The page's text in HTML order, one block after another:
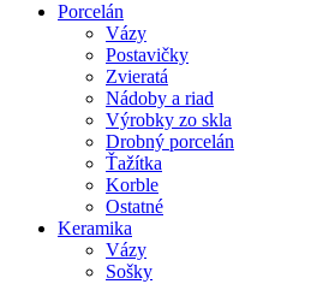
Porcelán
Vázy
Postavičky
Zvieratá
Nádoby a riad
Výrobky zo skla
Drobný porcelán
Ťažítka
Korble
Ostatné
Keramika
Vázy
Sošky